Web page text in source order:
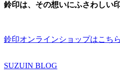
鈴印は、その想いにふさわしい
鈴印オンラインショップはこちら
SUZUIN BLOG